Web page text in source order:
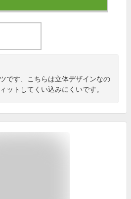
です、こちらは立体デザインなの
ットしてくい込みにくいです。